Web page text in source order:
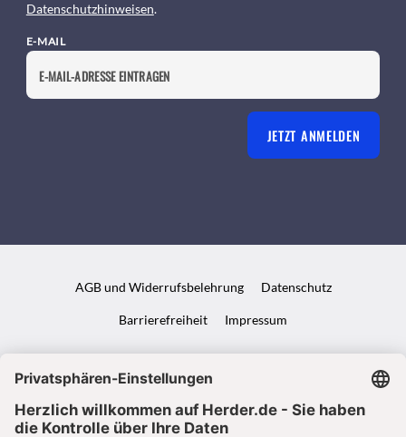
Datenschutzhinweisen.
E-MAIL
JETZT ANMELDEN
AGB und Widerrufsbelehrung Datenschutz
Barrierefreiheit Impressum
VERTRAG WIDERRUFEN